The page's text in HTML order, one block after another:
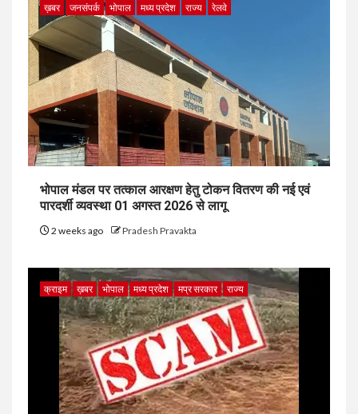
ख़बर जनसंपर्क भोपाल मध्य प्रदेश राज्य रेलवे
भोपाल मंडल पर तत्काल आरक्षण हेतु टोकन वितरण की नई एवं
पारदर्शी व्यवस्था 01 अगस्त 2026 से लागू
2 weeks ago Pradesh Pravakta
क्राइम ख़बर भोपाल मध्य प्रदेश मप्र सरकार राज्य